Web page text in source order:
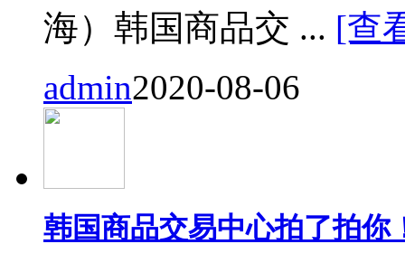
海）韩国商品交 ... [查
admin2020-08-06
韩国商品交易中心拍了拍你